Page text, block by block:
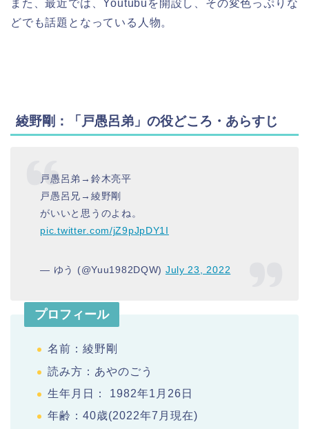
また、最近では、Youtubuを開設し、その変色っぷりな
どでも話題となっている人物。
綾野剛：「戸愚呂弟」の役どころ・あらすじ
戸愚呂弟→鈴木亮平
戸愚呂兄→綾野剛
がいいと思うのよね。
pic.twitter.com/jZ9pJpDY1I
— ゆう (@Yuu1982DQW) July 23, 2022
プロフィール
名前：綾野剛
読み方：あやのごう
生年月日： 1982年1月26日
年齢：40歳(2022年7月現在)